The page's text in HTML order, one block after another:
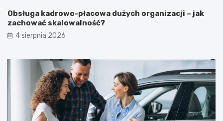
Obsługa kadrowo-płacowa dużych organizacji – jak
zachować skalowalność?
4 sierpnia 2026